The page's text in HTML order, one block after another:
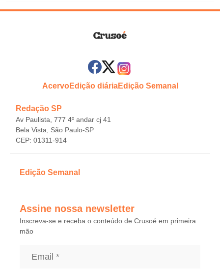
AcervoEdição diáriaEdição Semanal
Redação SP
Av Paulista, 777 4º andar cj 41
Bela Vista, São Paulo-SP
CEP: 01311-914
Edição Semanal
Assine nossa newsletter
Inscreva-se e receba o conteúdo de Crusoé em primeira
mão